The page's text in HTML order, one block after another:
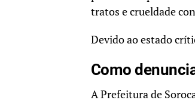
tratos e crueldade
Devido ao estado
Como
A Prefeitura de